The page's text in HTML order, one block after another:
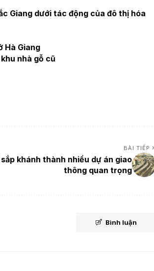
Giang dưới tác động của đô thị hóa
Hà Giang
nhà gỗ cũ
BÀI TIẾP
sắp khánh thành nhiều dự án giao
thông quan trọng
Bình luận